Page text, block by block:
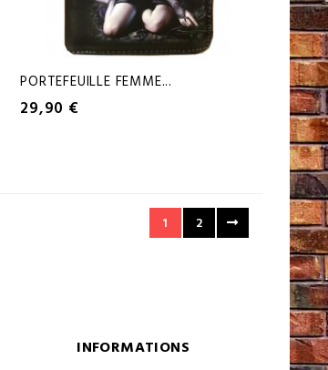
PORTEFEUILLE FEMME...
29,90 €
1 2
INFORMATIONS